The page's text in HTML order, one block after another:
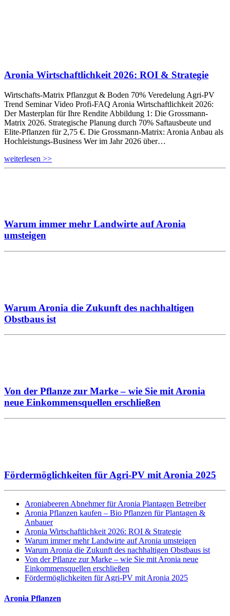
Aronia Wirtschaftlichkeit 2026: ROI & Strategie
Wirtschafts-Matrix Pflanzgut & Boden 70% Veredelung Agri-PV
Trend Seminar Video Profi-FAQ Aronia Wirtschaftlichkeit 2026:
Der Masterplan für Ihre Rendite Abbildung 1: Die Grossmann-
Matrix 2026. Strategische Planung durch 70% Saftausbeute und
Elite-Pflanzen für 2,75 €. Die Grossmann-Matrix: Aronia Anbau als
Hochleistungs-Business Wer im Jahr 2026 über…
weiterlesen >>
Warum immer mehr Landwirte auf Aronia
umsteigen
Warum Aronia die Zukunft des nachhaltigen
Obstbaus ist
Von der Pflanze zur Marke – wie Sie mit Aronia
neue Einkommensquellen erschließen
Fördermöglichkeiten für Agri-PV mit Aronia 2025
Aroniabeeren Abnehmer für Aronia Plantagen Betreiber
Aronia Pflanzen kaufen – Bio Pflanzen für Plantagen &
Anbauer
Aronia Wirtschaftlichkeit 2026: ROI & Strategie
Warum immer mehr Landwirte auf Aronia umsteigen
Warum Aronia die Zukunft des nachhaltigen Obstbaus ist
Von der Pflanze zur Marke – wie Sie mit Aronia neue
Einkommensquellen erschließen
Fördermöglichkeiten für Agri-PV mit Aronia 2025
Aronia Pflanzen